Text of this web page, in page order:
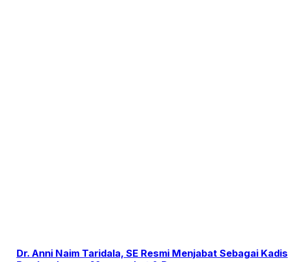
Dr. Anni Naim Taridala, SE Resmi Menjabat Sebagai Kadis